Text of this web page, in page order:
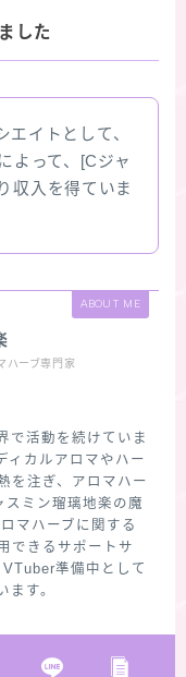
した
イトとして、
よって、[Cジャ
収入を得ていま
ABOUT ME
ハーブ専門家
で活動を続けていま
ィカルアロマやハー
を注ぎ、アロマハー
スミン瑠璃地楽の魔
マハーブに関する
できるサポートサ
準備中として
ます。